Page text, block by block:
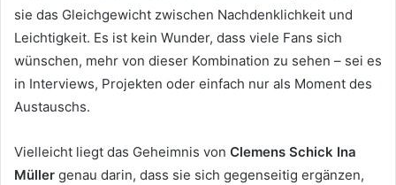
sie das Gleichgewicht zwischen Nachdenklichkeit und
Leichtigkeit. Es ist kein Wunder, dass viele Fans sich
wünschen, mehr von dieser Kombination zu sehen – sei es
in Interviews, Projekten oder einfach nur als Moment des
Austauschs.
Vielleicht liegt das Geheimnis von Clemens Schick Ina
Müller genau darin, dass sie sich gegenseitig ergänzen,